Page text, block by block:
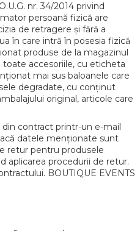
nr. 34/2014 privind
persoană fizică are
de retragere și fără a
în care intră în posesia fizică
produse de la magazinul
accesoriile, cu eticheta
mai sus baloanele care
degradate, cu conținut
original, articole care
din contract printr-un e-mail
datele menționate sunt
retur pentru produsele
aplicarea procedurii de retur.
BOUTIQUE EVENTS